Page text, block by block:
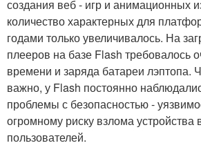
создания веб - игр и анимационных
количество характерных для
годами только увеличивалось. На
плееров на базе Flash требовалось
времени и заряда батареи лэптопа.
важно, у Flash постоянно
проблемы с безопасностью -
огромному риску взлома устройства
пользователей.